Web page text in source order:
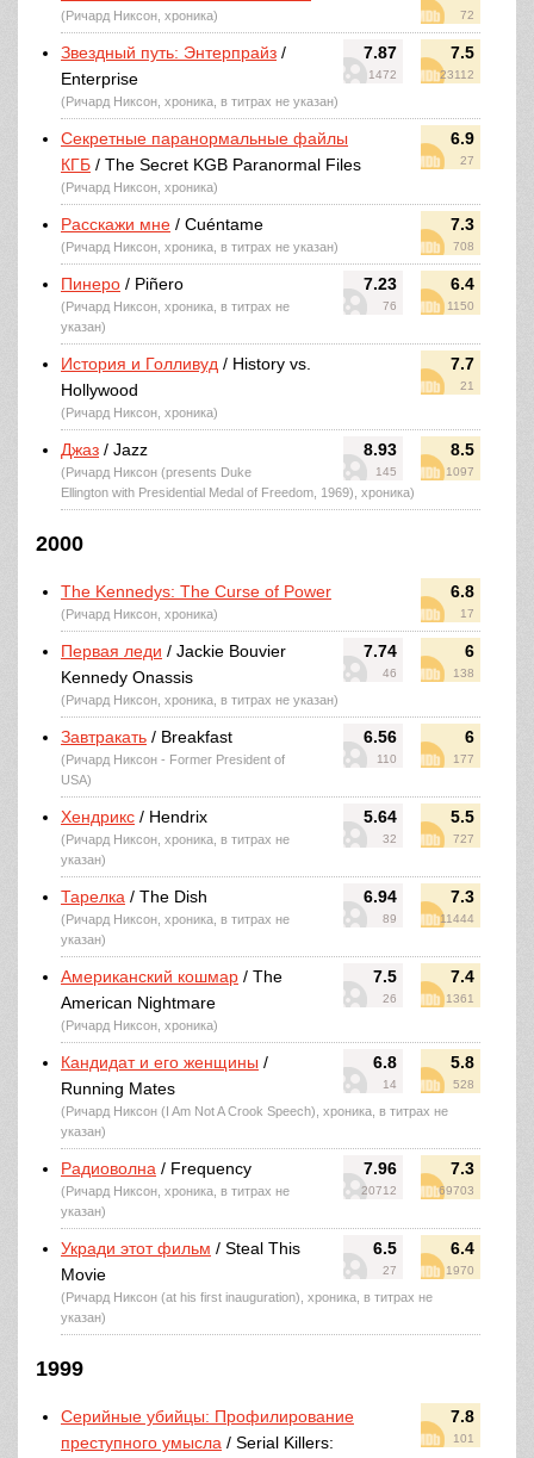
72
(Ричард Никсон, хроника)
7.87
1472
7.5
23112
Звездный путь: Энтерпрайз /
Enterprise
(Ричард Никсон, хроника, в титрах не указан)
6.9
27
Секретные паранормальные файлы
КГБ / The Secret KGB Paranormal Files
(Ричард Никсон, хроника)
7.3
708
Расскажи мне / Cuéntame
(Ричард Никсон, хроника, в титрах не указан)
7.23
76
6.4
1150
Пинеро / Piñero
(Ричард Никсон, хроника, в титрах не
указан)
7.7
21
История и Голливуд / History vs.
Hollywood
(Ричард Никсон, хроника)
8.93
145
8.5
1097
Джаз / Jazz
(Ричард Никсон (presents Duke
Ellington with Presidential Medal of Freedom, 1969), хроника)
2000
6.8
17
The Kennedys: The Curse of Power
(Ричард Никсон, хроника)
7.74
46
6
138
Первая леди / Jackie Bouvier
Kennedy Onassis
(Ричард Никсон, хроника, в титрах не указан)
6.56
110
6
177
Завтракать / Breakfast
(Ричард Никсон - Former President of
USA)
5.64
32
5.5
727
Хендрикс / Hendrix
(Ричард Никсон, хроника, в титрах не
указан)
6.94
89
7.3
11444
Тарелка / The Dish
(Ричард Никсон, хроника, в титрах не
указан)
7.5
26
7.4
1361
Американский кошмар / The
American Nightmare
(Ричард Никсон, хроника)
6.8
14
5.8
528
Кандидат и его женщины /
Running Mates
(Ричард Никсон (I Am Not A Crook Speech), хроника, в титрах не
указан)
7.96
20712
7.3
69703
Радиоволна / Frequency
(Ричард Никсон, хроника, в титрах не
указан)
6.5
27
6.4
1970
Укради этот фильм / Steal This
Movie
(Ричард Никсон (at his first inauguration), хроника, в титрах не
указан)
1999
7.8
101
Серийные убийцы: Профилирование
преступного умысла / Serial Killers: